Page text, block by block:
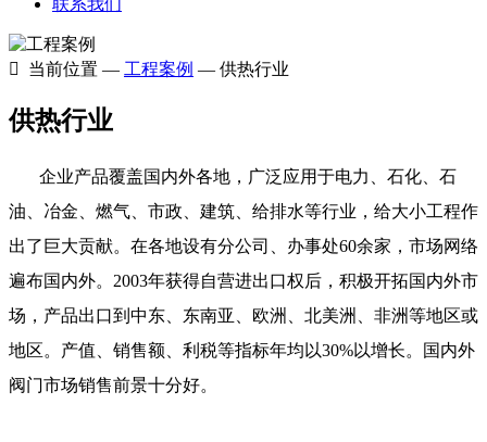
联系我们
 当前位置 — 工程案例 — 供热行业
供热行业
企业产品覆盖国内外各地，广泛应用于电力、石化、石
油、冶金、燃气、市政、建筑、给排水等行业，给大小工程作
出了巨大贡献。在各地设有分公司、办事处60余家，市场网络
遍布国内外。2003年获得自营进出口权后，积极开拓国内外市
场，产品出口到中东、东南亚、欧洲、北美洲、非洲等地区或
地区。产值、销售额、利税等指标年均以30%以增长。国内外
阀门市场销售前景十分好。